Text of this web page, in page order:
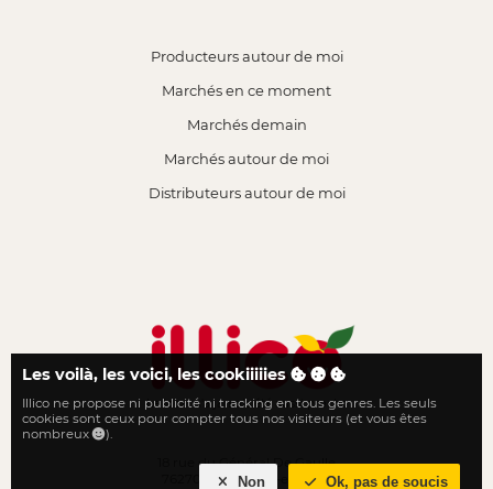
Producteurs autour de moi
Marchés en ce moment
Marchés demain
Marchés autour de moi
Distributeurs autour de moi
Le local n'a jamais été aussi proche
18 rue du Général De Gaulle
76270 Neufchâtel-en-Bray
Les voilà, les voici, les cookiiiiies
Illico ne propose ni publicité ni tracking en tous genres. Les seuls
cookies sont ceux pour compter tous nos visiteurs (et vous êtes
nombreux
).
Non Ok, pas de soucis